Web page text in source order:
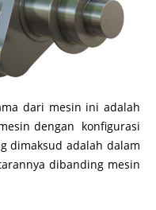
dari mesin ini adalah
dengan konfigurasi
dimaksud adalah dalam
dibanding mesin